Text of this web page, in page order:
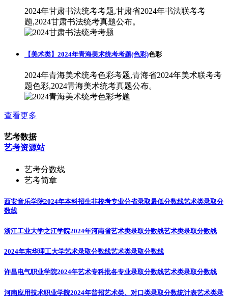
2024年甘肃书法统考考题,甘肃省2024年书法联考考
题,2024甘肃书法统考真题公布。
【美术类】2024年青海美术统考考题(色彩)色彩
2024年青海美术统考色彩考题,青海省2024年美术联考考
题色彩,2024青海美术统考真题公布。
查看更多
艺考数据
艺考资源站
艺考分数线
艺考简章
西安音乐学院2024年本科招生非校考专业分省录取最低分数线艺术类录取分
数线
浙江工业大学之江学院2024年河南省艺术类录取分数线艺术类录取分数线
2024年东华理工大学艺术录取分数线艺术类录取分数线
许昌电气职业学院2024年艺术专科批各专业录取分数线艺术类录取分数线
河南应用技术职业学院2024年普招艺术类、对口类录取分数统计表艺术类录